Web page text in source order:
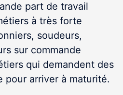
part de travail
à très forte
soudeurs,
sur commande
qui demandent des
pour arriver à maturité.